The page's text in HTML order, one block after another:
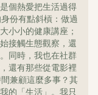
個熱愛把生活過得
份有點斜槓：做過
小小的健康講座；
接觸生態觀察，還
同時，我也在社群
還有那些從電影裡
兼顧這麼多事？其
的「生活」。我只